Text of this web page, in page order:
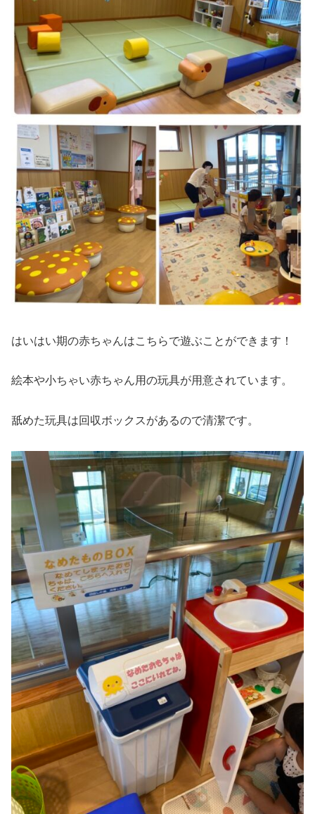
はいはい期の赤ちゃんはこちらで遊ぶことができます！
絵本や小ちゃい赤ちゃん用の玩具が用意されています。
舐めた玩具は回収ボックスがあるので清潔です。